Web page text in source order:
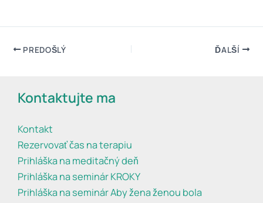
PREDOŠLÝ ĎALŠÍ
Kontaktujte ma
Kontakt
Rezervovať čas na terapiu
Prihláška na meditačný deň
Prihláška na seminár KROKY
Prihláška na seminár Aby žena ženou bola